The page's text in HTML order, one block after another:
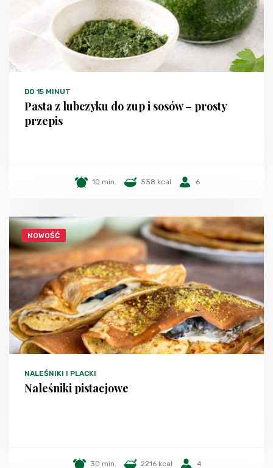
DO 15 MINUT
Pasta z lubczyku do zup i sosów – prosty
przepis
10 min. 558 kcal 6
NOWOŚĆ
NALEŚNIKI I PLACKI
Naleśniki pistacjowe
30 min. 2216 kcal 4